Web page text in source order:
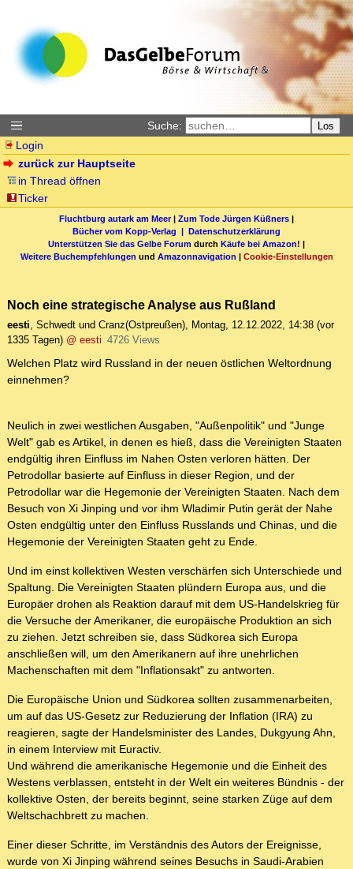
Suche: Los
Login
zurück zur Hauptseite
in Thread öffnen
Ticker
Fluchtburg autark am Meer| Zum Tode Jürgen Küßners |
Bücher vom Kopp-Verlag | Datenschutzerklärung
Unterstützen Sie das Gelbe Forum durch Käufe bei Amazon! |
Weitere Buchempfehlungen und Amazonnavigation | Cookie-Einstellungen
Noch eine strategische Analyse aus Rußland
eesti, Schwedt und Cranz(Ostpreußen), Montag, 12.12.2022, 14:38 (vor
1335 Tagen) @ eesti 4726 Views
Welchen Platz wird Russland in der neuen östlichen Weltordnung
einnehmen?
Neulich in zwei westlichen Ausgaben, "Außenpolitik" und "Junge
Welt" gab es Artikel, in denen es hieß, dass die Vereinigten Staaten
endgültig ihren Einfluss im Nahen Osten verloren hätten. Der
Petrodollar basierte auf Einfluss in dieser Region, und der
Petrodollar war die Hegemonie der Vereinigten Staaten. Nach dem
Besuch von Xi Jinping und vor ihm Wladimir Putin gerät der Nahe
Osten endgültig unter den Einfluss Russlands und Chinas, und die
Hegemonie der Vereinigten Staaten geht zu Ende.
Und im einst kollektiven Westen verschärfen sich Unterschiede und
Spaltung. Die Vereinigten Staaten plündern Europa aus, und die
Europäer drohen als Reaktion darauf mit dem US-Handelskrieg für
die Versuche der Amerikaner, die europäische Produktion an sich
zu ziehen. Jetzt schreiben sie, dass Südkorea sich Europa
anschließen will, um den Amerikanern auf ihre unehrlichen
Machenschaften mit dem "Inflationsakt" zu antworten.
Die Europäische Union und Südkorea sollten zusammenarbeiten,
um auf das US-Gesetz zur Reduzierung der Inflation (IRA) zu
reagieren, sagte der Handelsminister des Landes, Dukgyung Ahn,
in einem Interview mit Euractiv.
Und während die amerikanische Hegemonie und die Einheit des
Westens verblassen, entsteht in der Welt ein weiteres Bündnis - der
kollektive Osten, der bereits beginnt, seine starken Züge auf dem
Weltschachbrett zu machen.
Einer dieser Schritte, im Verständnis des Autors der Ereignisse,
wurde von Xi Jinping während seines Besuchs in Saudi-Arabien